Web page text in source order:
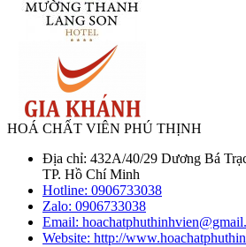
HOÁ CHẤT VIÊN PHÚ THỊNH
Địa chỉ: 432A/40/29 Dương Bá
TP. Hồ Chí Minh
Hotline: 0906733038
Zalo: 0906733038
Email:
Website: http://